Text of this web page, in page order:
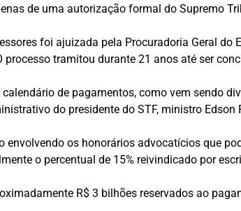
de uma autorização formal do Supremo
foi ajuizada pela Procuradoria Geral do
processo tramitou durante 21 anos até ser
de pagamentos, como vem sendo
do presidente do STF, ministro Edson
os honorários advocatícios que
o percentual de 15% reivindicado por
R$ 3 bilhões reservados ao